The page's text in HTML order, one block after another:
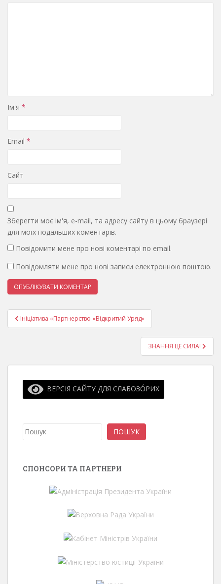
Ім'я *
Email *
Сайт
Зберегти моє ім'я, e-mail, та адресу сайту в цьому браузері
для моїх подальших коментарів.
Повідомити мене про нові коментарі по email.
Повідомляти мене про нові записи електронною поштою.
Навігація
записів
Ініціатива «Партнерство «Відкритий Уряд»
ЗНАННЯ ЦЕ СИЛА!
ВЕРСІЯ САЙТУ ДЛЯ СЛАБОЗО́РИХ
Пошук ПОШУК
СПОНСОРИ ТА ПАРТНЕРИ